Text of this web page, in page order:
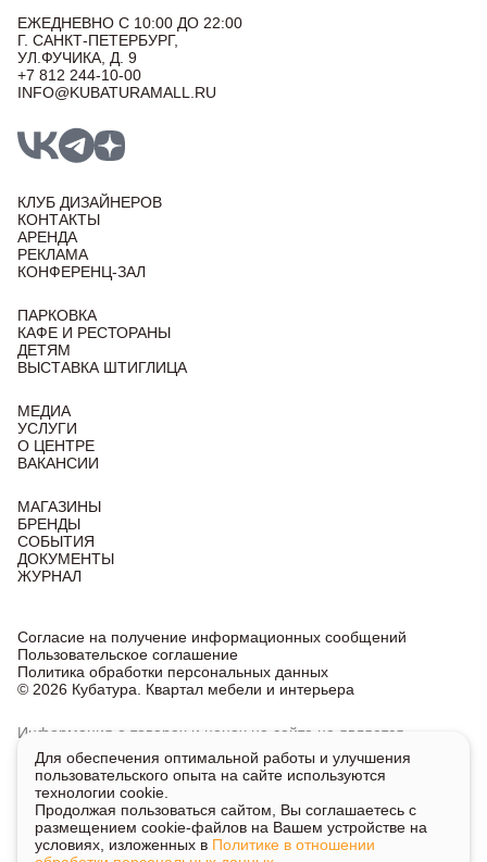
ЕЖЕДНЕВНО С 10:00 ДО 22:00
Г. САНКТ-ПЕТЕРБУРГ,
УЛ.ФУЧИКА, Д. 9
+7 812 244-10-00
INFO@KUBATURAMALL.RU
КЛУБ ДИЗАЙНЕРОВ
КОНТАКТЫ
АРЕНДА
РЕКЛАМА
КОНФЕРЕНЦ-ЗАЛ
ПАРКОВКА
КАФЕ И РЕСТОРАНЫ
ДЕТЯМ
ВЫСТАВКА ШТИГЛИЦА
МЕДИА
УСЛУГИ
О ЦЕНТРЕ
ВАКАНСИИ
МАГАЗИНЫ
БРЕНДЫ
СОБЫТИЯ
ДОКУМЕНТЫ
ЖУРНАЛ
© 2026 Кубатура. Квартал мебели и интерьера
Согласие на получение информационных сообщений
Пользовательское соглашение
Политика обработки персональных данных
Информация о товарах и ценах на сайте не является
публичной офертой, носит исключительно информационный
характер.
Для получения подробной информации о наличии
и стоимости указанных товаров и услуг напишите или
позвоните нам.
Для обеспечения оптимальной работы и улучшения
пользовательского опыта на сайте используются
технологии cookie.
Продолжая пользоваться сайтом, Вы соглашаетесь с
размещением cookie-файлов на Вашем устройстве на
условиях, изложенных в Политике в отношении